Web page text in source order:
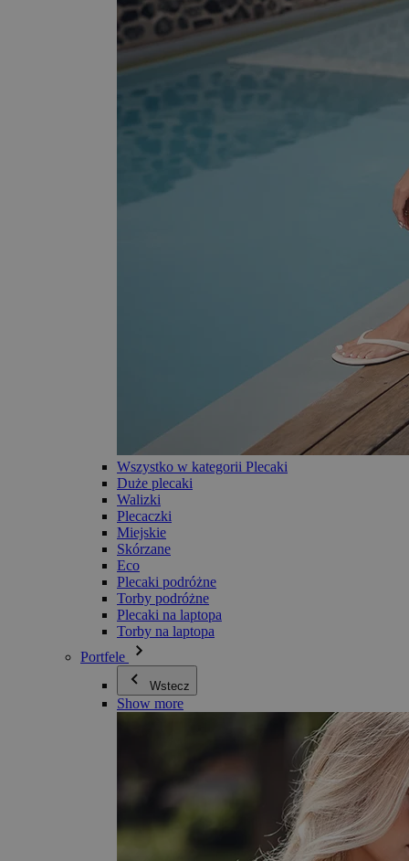
Wszystko w kategorii Plecaki
Duże plecaki
Walizki
Plecaczki
Miejskie
Skórzane
Eco
Plecaki podróżne
Torby podróżne
Plecaki na laptopa
Torby na laptopa
Portfele
Wstecz
Show more